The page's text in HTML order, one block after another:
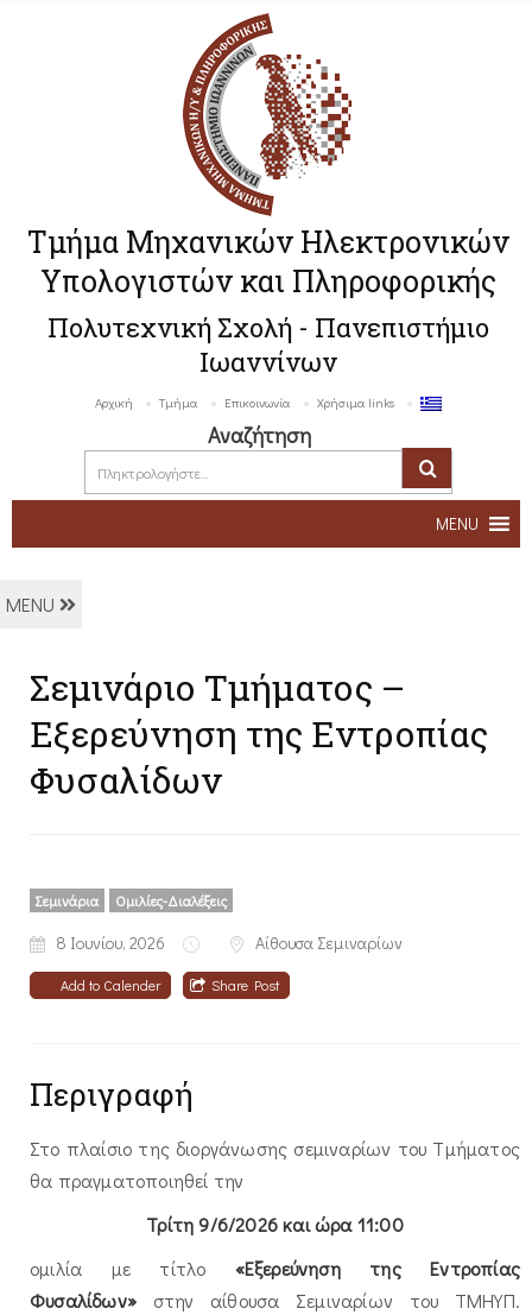
Τμήμα Μηχανικών Ηλεκτρονικών
Υπολογιστών και Πληροφορικής
Πολυτεχνική Σχολή - Πανεπιστήμιο
Ιωαννίνων
Αρχική Τμήμα Επικοινωνία Χρήσιμα links
Αναζήτηση
MENU
MENU
Σεμινάριο Τμήματος –
Εξερεύνηση της Εντροπίας
Φυσαλίδων
Σεμινάρια Ομιλίες-Διαλέξεις
8 Ιουνίου, 2026 Αίθουσα Σεμιναρίων
Add to Calender Share Post
Περιγραφή
Στο πλαίσιο της διοργάνωσης σεμιναρίων του Τμήματος
θα πραγματοποιηθεί την
Τρίτη 9/6/2026 και ώρα 11:00
ομιλία με τίτλο «Εξερεύνηση της Εντροπίας
Φυσαλίδων» στην αίθουσα Σεμιναρίων του ΤΜΗΥΠ.